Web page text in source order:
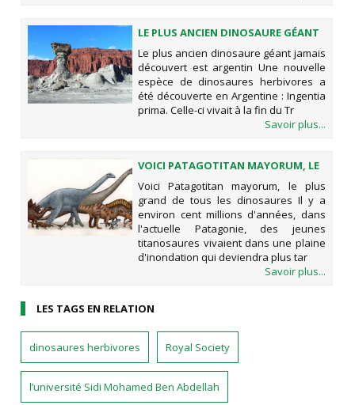
LE PLUS ANCIEN DINOSAURE GÉANT
JAMAIS DÉCOUVERT EST ARGENTIN
Le plus ancien dinosaure géant jamais
découvert est argentin Une nouvelle
espèce de dinosaures herbivores a
été découverte en Argentine : Ingentia
prima. Celle-ci vivait à la fin du Tr
Savoir plus...
VOICI PATAGOTITAN MAYORUM, LE
PLUS GRAND DE TOUS LES
DINOSAURES
Voici Patagotitan mayorum, le plus
grand de tous les dinosaures Il y a
environ cent millions d'années, dans
l'actuelle Patagonie, des jeunes
titanosaures vivaient dans une plaine
d'inondation qui deviendra plus tar
Savoir plus...
LES TAGS EN RELATION
dinosaures herbivores Royal Society
l’université Sidi Mohamed Ben Abdellah